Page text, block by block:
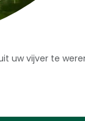
uw vijver te